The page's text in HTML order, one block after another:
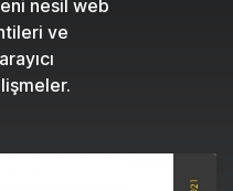
nesil web
ve